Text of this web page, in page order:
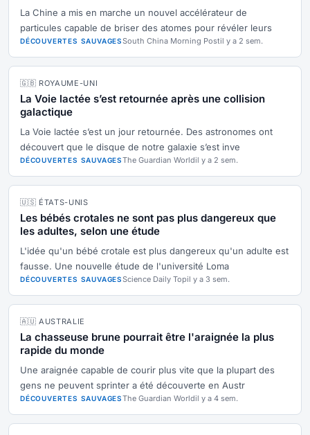
La Chine a mis en marche un nouvel accélérateur de
particules capable de briser des atomes pour révéler leurs
DÉCOUVERTES SAUVAGESSouth China Morning Postil y a 2 sem.
🇬🇧 ROYAUME-UNI
La Voie lactée s’est retournée après une collision
galactique
La Voie lactée s’est un jour retournée. Des astronomes ont
découvert que le disque de notre galaxie s’est inve
DÉCOUVERTES SAUVAGESThe Guardian Worldil y a 2 sem.
🇺🇸 ÉTATS-UNIS
Les bébés crotales ne sont pas plus dangereux que
les adultes, selon une étude
L'idée qu'un bébé crotale est plus dangereux qu'un adulte est
fausse. Une nouvelle étude de l'université Loma
DÉCOUVERTES SAUVAGESScience Daily Topil y a 3 sem.
🇦🇺 AUSTRALIE
La chasseuse brune pourrait être l'araignée la plus
rapide du monde
Une araignée capable de courir plus vite que la plupart des
gens ne peuvent sprinter a été découverte en Austr
DÉCOUVERTES SAUVAGESThe Guardian Worldil y a 4 sem.